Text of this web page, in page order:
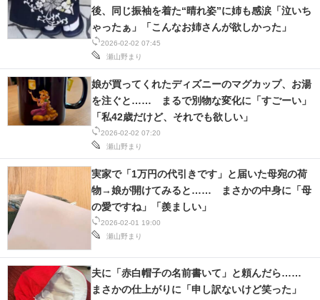
2026-02-02 07:45
瀬山野まり
後、同じ振袖を着た“晴れ姿”に姉も感涙「泣いち
ゃったぁ」「こんなお姉さんが欲しかった」
2026-02-02 07:20
瀬山野まり
娘が買ってくれたディズニーのマグカップ、お湯
を注ぐと…… まるで別物な変化に「すごーい」
「私42歳だけど、それでも欲しい」
2026-02-01 19:00
瀬山野まり
実家で「1万円の代引きです」と届いた母宛の荷
物→娘が開けてみると…… まさかの中身に「母
の愛ですね」「羨ましい」
夫に「赤白帽子の名前書いて」と頼んだら……
まさかの仕上がりに「申し訳ないけど笑った」